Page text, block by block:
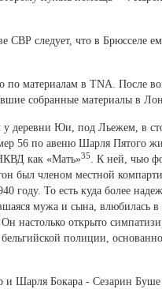
СВР следует, что в Брюсселе
материалам в TNA. После
собранные материалы в
деревни Юи, под Льежем, в
56 по авеню Шарля Пятого
как «Мать»35. К ней, чью
был членом местной
году. То есть куда более
мужа и сына, влюбилась в
настолько открыто
полиции,
Шарля Бокара - Сезарин Буше